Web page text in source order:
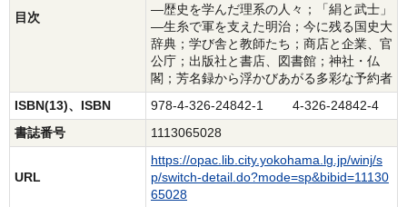
目次
―歴史を学んだ理系の人々；「絹と武士」
―生糸で軍を支えた明治；今に残る国史大
辞典；学び舎と教師たち；商店と企業、官
公庁；出版社と書店、図書館；神社・仏
閣；芳名録から浮かびあがる多彩な予約者
ISBN(13)、ISBN
978-4-326-24842-1 4-326-24842-4
書誌番号
1113065028
URL
https://opac.lib.city.yokohama.lg.jp/winj/s
p/switch-detail.do?mode=sp&bibid=11130
65028